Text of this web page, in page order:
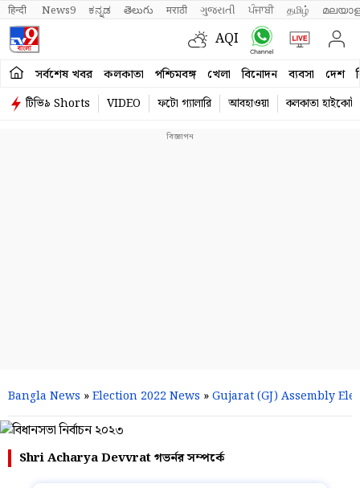
हिन्दी News9 ಕನ್ನಡ తెలుగు मराठी ગુજરાતી ਪੰਜਾਬੀ தமிழ்
AQI
সর্বশেষ খবর কলকাতা পশ্চিমবঙ্গ খেলা বিনোদন ব্যবসা দেশ
টিভি৯ Shorts VIDEO ফটো গ্যালারি আবহাওয়া কলকাতা হাইকোর্ট
Bangla News »Election 2022 News »Gujarat (GJ) Assembly
Shri Acharya Devvrat গভর্নর সম্পর্কে